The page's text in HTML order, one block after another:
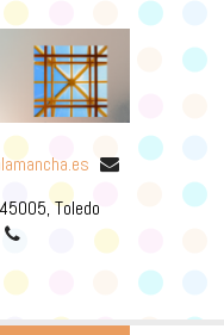
Toledo